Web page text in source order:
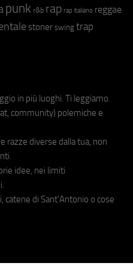
punk r&b rap rap italiano reggae
stoner swing trap
in più luoghi. Ti leggiamo.
community) polemiche e
razze diverse dalla tua, non
idee, nei limiti
catene di Sant'Antonio o cose